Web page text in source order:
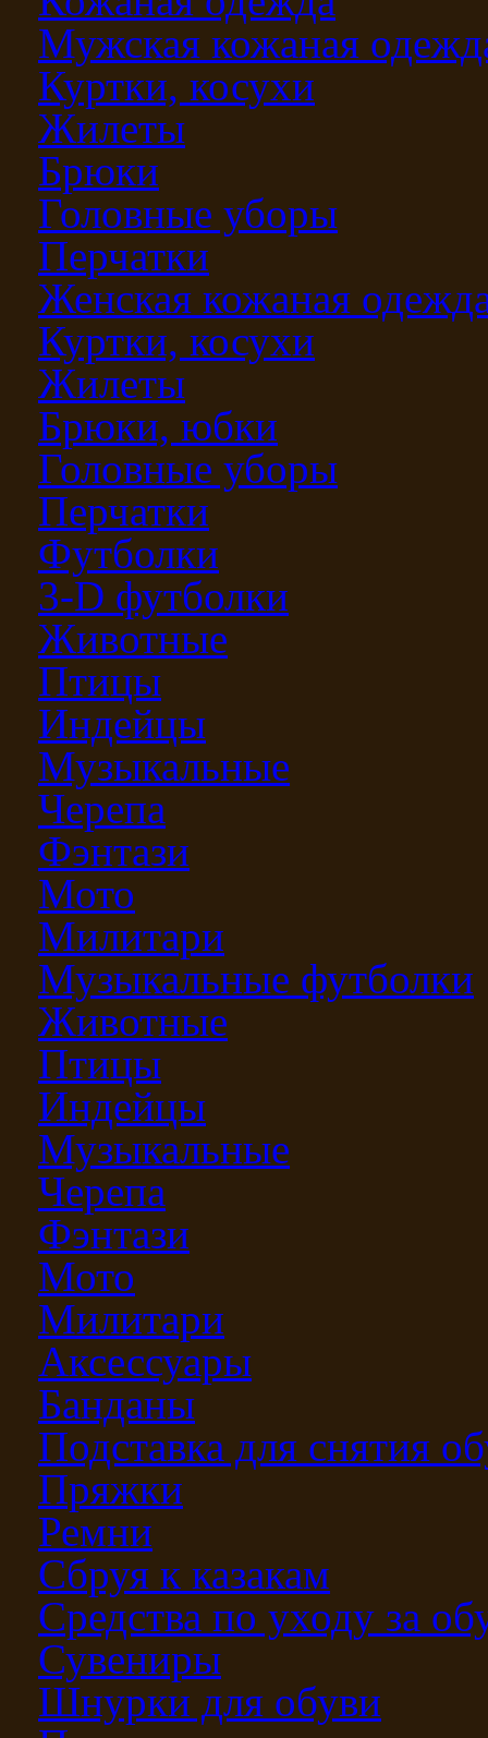
Мужская кожаная
Куртки, косухи
Жилеты
Брюки
Головные уборы
Перчатки
Женская кожаная
Куртки, косухи
Жилеты
Брюки, юбки
Головные уборы
Перчатки
Футболки
3-D футболки
Животные
Птицы
Индейцы
Музыкальные
Черепа
Фэнтази
Мото
Милитари
Музыкальные футболки
Животные
Птицы
Индейцы
Музыкальные
Черепа
Фэнтази
Мото
Милитари
Аксессуары
Банданы
Подставка для снятия
Пряжки
Ремни
Сбруя к казакам
Средства по уходу за
Сувениры
Шнурки для обуви